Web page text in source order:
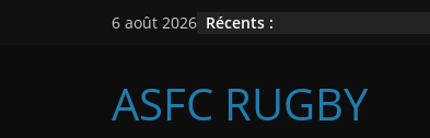
6 août 2026 Récents :
ASFC RUGBY